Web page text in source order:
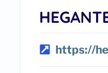
https://